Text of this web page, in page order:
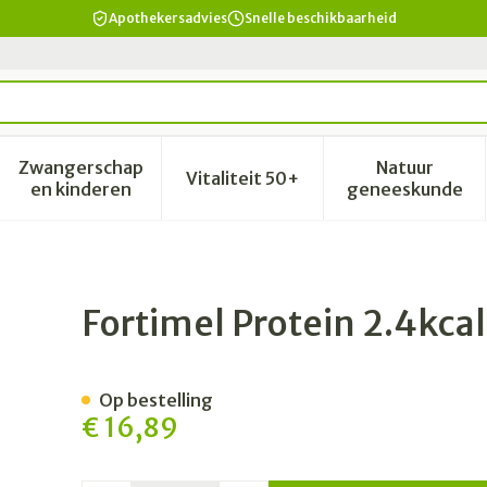
Apothekersadvies Snelle beschikbaarheid
verzorging en hygiëne categorie
voor Dieet, voeding en vitamines categorie
Zwangerschap
en kinderenToon submenu voor Zwangerschap en
Vitaliteit 50+Toon submenu voor Vitaliteit
Natuur
geneeskunde
Toon
4x200ml
Fortimel Protein
€ 16,89
Op bestelling